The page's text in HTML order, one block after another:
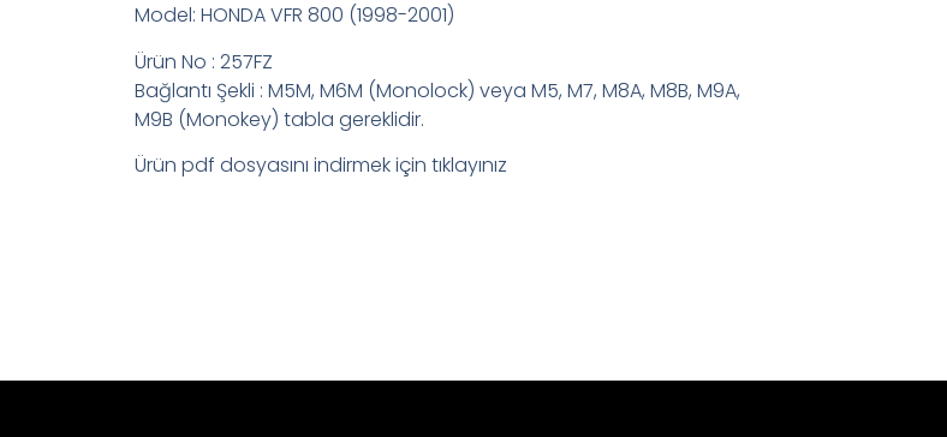
Model: HONDA VFR 800 (1998-2001)
Ürün No : 257FZ
Bağlantı Şekli : M5M, M6M (Monolock) veya M5, M7, M8A, M8B, M9A,
M9B (Monokey) tabla gereklidir.
Ürün pdf dosyasını indirmek için tıklayınız